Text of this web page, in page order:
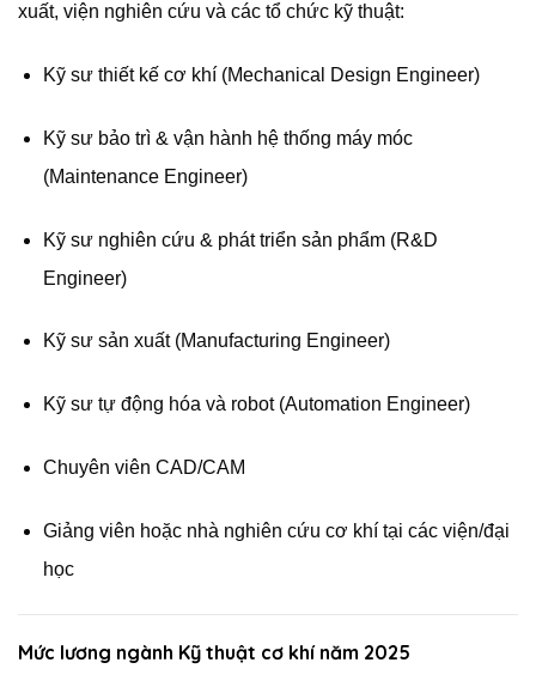
xuất, viện nghiên cứu và các tổ chức kỹ thuật:
Kỹ sư thiết kế cơ khí (Mechanical Design Engineer)
Kỹ sư bảo trì & vận hành hệ thống máy móc
(Maintenance Engineer)
Kỹ sư nghiên cứu & phát triển sản phẩm (R&D
Engineer)
Kỹ sư sản xuất (Manufacturing Engineer)
Kỹ sư tự động hóa và robot (Automation Engineer)
Chuyên viên CAD/CAM
Giảng viên hoặc nhà nghiên cứu cơ khí tại các viện/đại
học
Mức lương ngành Kỹ thuật cơ khí năm 2025